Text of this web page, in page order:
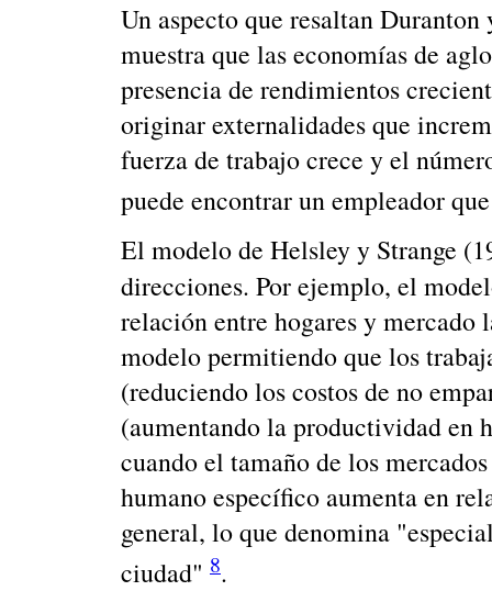
Un aspecto que resaltan
muestra que las economías de
presencia de rendimientos
originar externalidades que
fuerza de trabajo crece y el
puede encontrar un empleador
El modelo de Helsley y Strange
direcciones. Por ejemplo, el
relación entre hogares y
modelo permitiendo que los
(reduciendo los costos de no
(aumentando la productividad en
cuando el tamaño de los
humano específico aumenta en
general, lo que denomina
ciudad" 8.